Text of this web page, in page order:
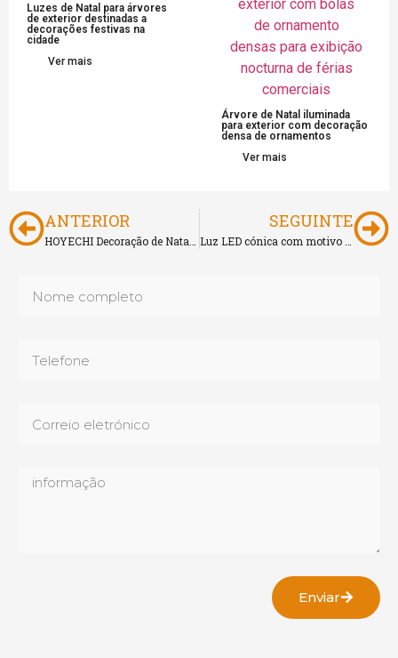
Luzes de Natal para árvores
de exterior destinadas a
decorações festivas na
cidade
Ver mais
Árvore de Natal iluminada
para exterior com decoração
densa de ornamentos
Ver mais
ANTERIOR SEGUINTE
Enviar